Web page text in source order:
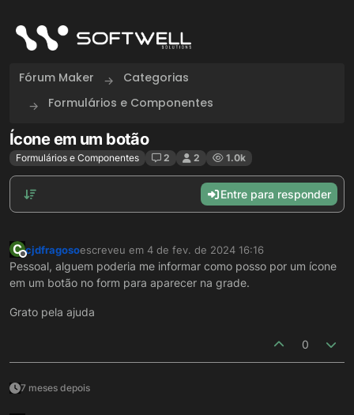
Fórum Maker
Categorias
Formulários e Componentes
Ícone em um botão
Formulários e Componentes 2 2 1.0k
Entre para responder
C
Offline
cjdfragosoescreveu em 4 de fev. de 2024 16:16
última edição por
Pessoal, alguem poderia me informar como posso por um ícone
em um botão no form para aparecer na grade.
Grato pela ajuda
0
7 meses depois